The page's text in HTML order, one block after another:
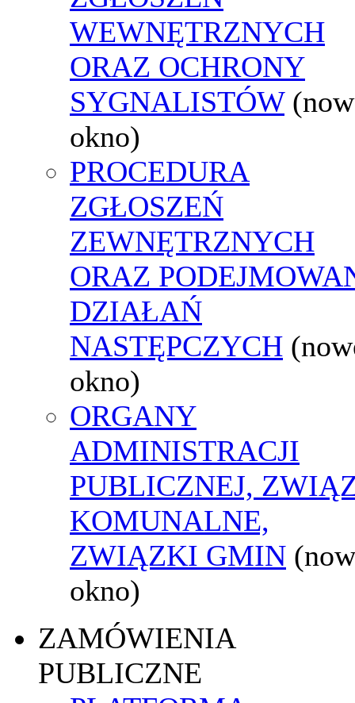
WEWNĘTRZNYCH
ORAZ OCHRONY
SYGNALISTÓW
okno)
PROCEDURA
ZGŁOSZEŃ
ZEWNĘTRZNYCH
ORAZ
DZIAŁAŃ
NASTĘPCZYCH
okno)
ORGANY
ADMINISTRACJI
PUBLICZNEJ,
KOMUNALNE,
ZWIĄZKI GMIN
okno)
ZAMÓWIENIA
PUBLICZNE